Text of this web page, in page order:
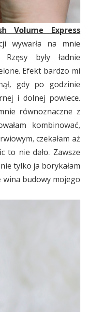
Volume Express
wywarła na mnie
były ładnie
Efekt bardzo mi
gdy po godzinie
i dolnej powiece.
równoznaczne z
kombinować,
czekałam aż
to nie dało. Zawsze
tylko ja borykałam
wina budowy mojego